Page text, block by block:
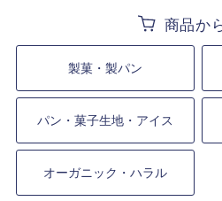
製菓・製パン
パン・菓子生地・アイス
オーガニック・ハラル